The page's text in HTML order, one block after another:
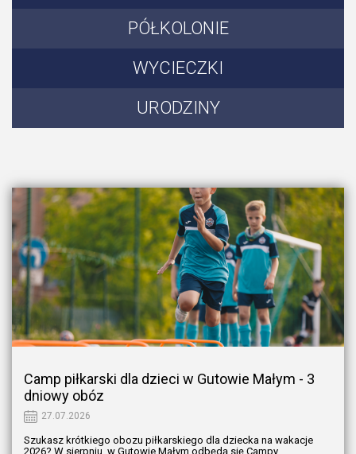
PÓŁKOLONIE
WYCIECZKI
URODZINY
Camp piłkarski dla dzieci w Gutowie Małym - 3
dniowy obóz
27.07.2026
Szukasz krótkiego obozu piłkarskiego dla dziecka na wakacje
2026? W sierpniu, w Gutowie Małym odbędą się Campy